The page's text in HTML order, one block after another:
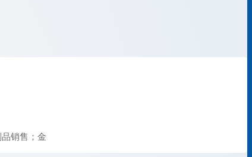
销售；金